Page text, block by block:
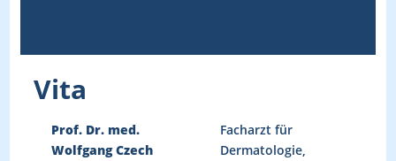
Vita
Prof. Dr. med.
Wolfgang Czech
Facharzt für
Dermatologie,